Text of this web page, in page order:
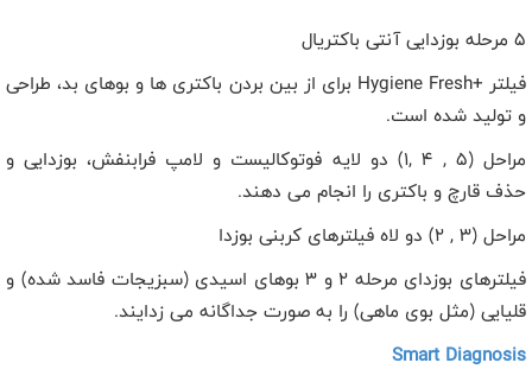
5 مرحله بوزدایی آنتی باکتریال
فیلتر Hygiene Fresh+ برای از بین بردن باکتری ها و بوهای بد، طراحی
و تولید شده است.
مراحل (1, 4 , 5) دو لایه فوتوکالیست و لامپ فرابنفش، بوزدایی و
حذف قارچ و باکتری را انجام می دهند.
مراحل (2 , 3) دو لاه فیلترهای کربنی بوزدا
فیلترهای بوزدای مرحله 2 و 3 بوهای اسیدی (سبزیجات فاسد شده) و
قلیایی (مثل بوی ماهی) را به صورت جداگانه می زدایند.
Smart Diagnosis